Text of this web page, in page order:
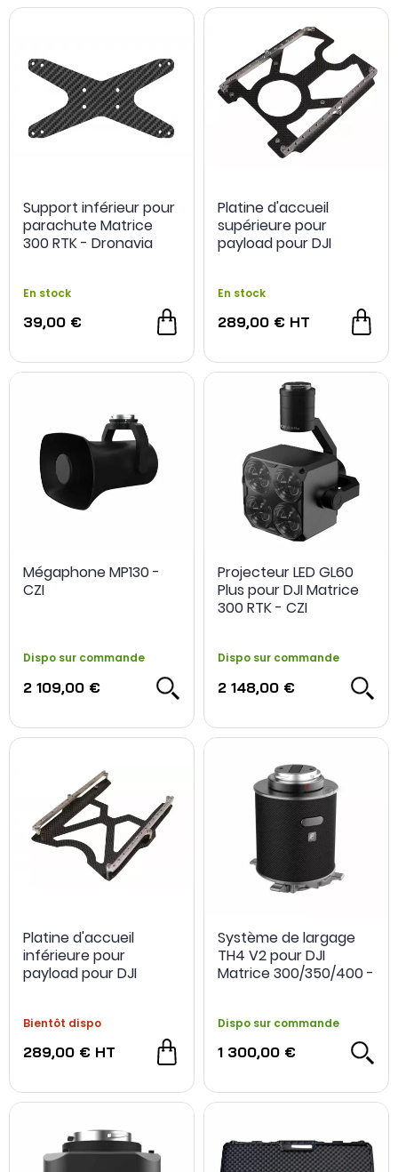
Support inférieur pour
parachute Matrice
300 RTK - Dronavia
En stock
39,00 €
Platine d'accueil
supérieure pour
payload pour DJI
En stock
289,00 € HT
Mégaphone MP130 -
CZI
Dispo sur commande
2 109,00 €
Projecteur LED GL60
Plus pour DJI Matrice
300 RTK - CZI
Dispo sur commande
2 148,00 €
Platine d'accueil
inférieure pour
payload pour DJI
Bientôt dispo
289,00 € HT
Système de largage
TH4 V2 pour DJI
Matrice 300/350/400 -
Dispo sur commande
1 300,00 €